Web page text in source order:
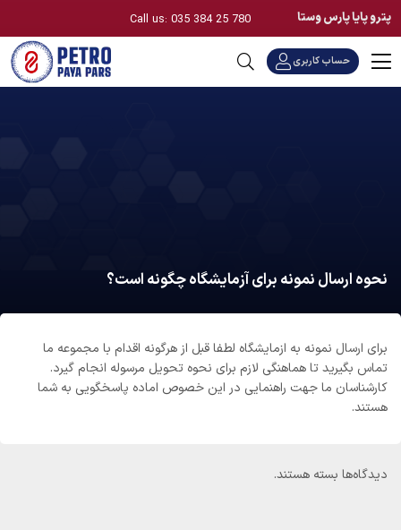
پترو پایا پارس وستا
حساب کاربری
Call us: 035 384 25 780
نحوه ارسال نمونه برای آزمایشگاه چگونه است؟
برای ارسال نمونه به ازمایشگاه لطفا قبل از هرگونه اقدام با مجموعه ما
تماس بگیرید تا هماهنگی لازم برای نحوه تحویل مرسوله انجام گیرد.
کارشناسان ما جهت راهنمایی در این خصوص اماده پاسخگویی به شما
هستند.
دیدگاه‌ها بسته هستند.